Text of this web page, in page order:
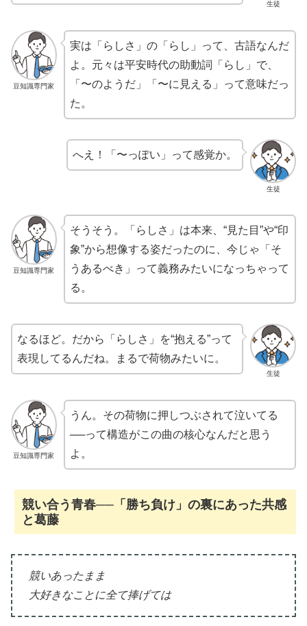
生徒
豆知識専門家
実は「らしさ」の「らし」って、古語なんだ
よ。元々は平安時代の助動詞「らし」で、
「〜のようだ」「〜に見える」って意味だっ
た。
生徒
へえ！「〜っぽい」って感覚か。
豆知識専門家
そうそう。「らしさ」は本来、“見た目”や“印
象”から想像する姿だったのに、今じゃ「そ
うあるべき」って義務みたいになっちゃって
る。
生徒
なるほど。だから「らしさ」を“抱える”って
表現してるんだね。まるで荷物みたいに。
豆知識専門家
うん。その荷物に押しつぶされて泣いてる
──って構造がこの曲の核心なんだと思う
よ。
競い合う青春──「勝ち負け」の裏にあった共感
と葛藤
競いあったまま
大好きなことに全て捧げては